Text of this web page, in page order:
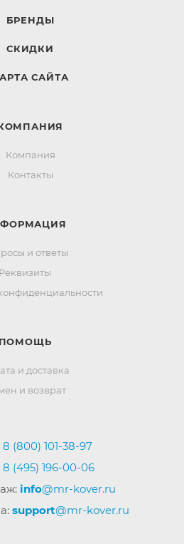
БРЕНДЫ
СКИДКИ
САЙТА
Компания
Контакты
и ответы
Реквизиты
ПОМОЩЬ
и доставка
и возврат
8 (800) 101-38-97
8 (495) 196-00-06
info@mr-kover.ru
support@mr-kover.ru